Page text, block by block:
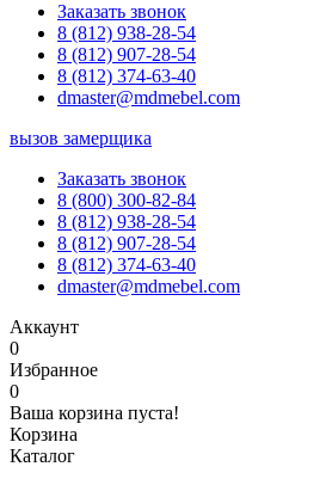
Заказать звонок
8 (812) 938-28-54
8 (812) 907-28-54
8 (812) 374-63-40
dmaster@mdmebel.com
вызов замерщика
Заказать звонок
8 (800) 300-82-84
8 (812) 938-28-54
8 (812) 907-28-54
8 (812) 374-63-40
dmaster@mdmebel.com
Аккаунт
0
Избранное
0
Ваша корзина пуста!
Корзина
Каталог